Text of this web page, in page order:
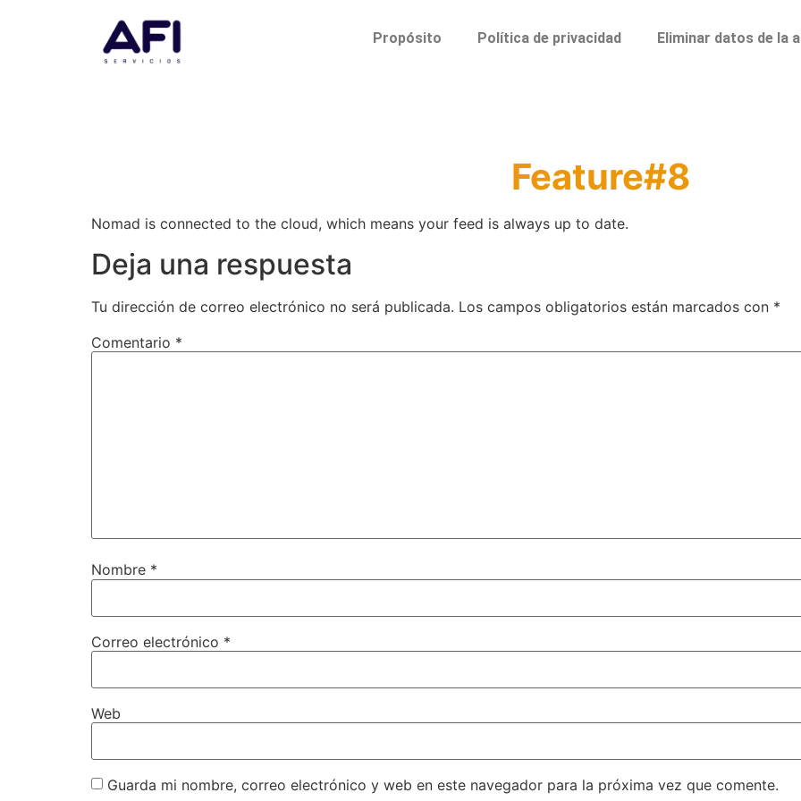
Propósito Política de privacidad Eliminar datos de la
Feature#8
Nomad is connected to the cloud, which means your feed is always up to date.
Deja una respuesta
Tu dirección de correo electrónico no será publicada. Los campos obligatorios están marcados con *
Comentario *
Nombre *
Correo electrónico *
Web
Guarda mi nombre, correo electrónico y web en este navegador para la próxima vez que comente.